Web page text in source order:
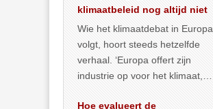
klimaatbeleid nog altijd niet
Wie het klimaatdebat in Europa
volgt, hoort steeds hetzelfde
verhaal. ‘Europa offert zijn
industrie op voor het klimaat,
Hoe evalueert de